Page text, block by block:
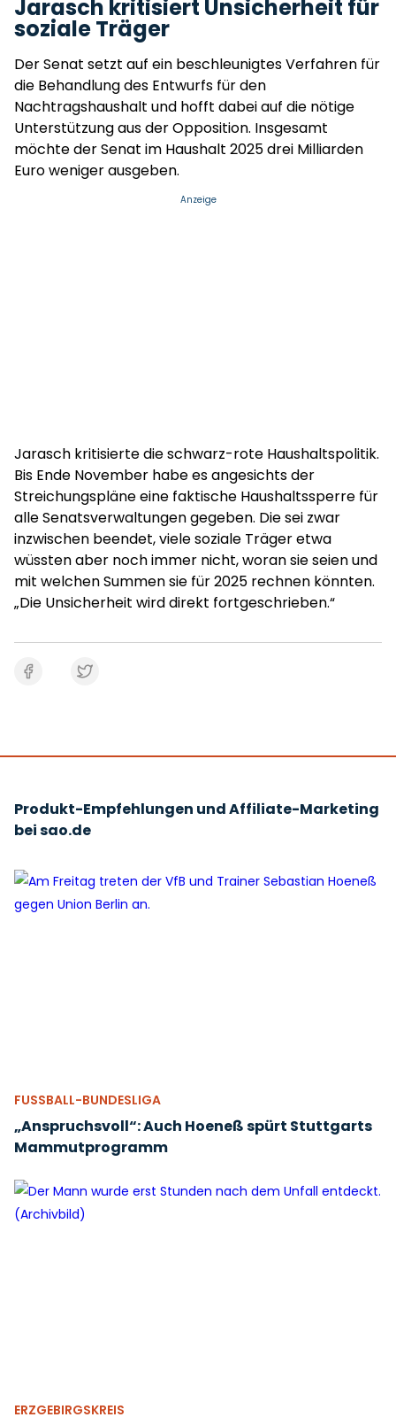
Jarasch kritisiert Unsicherheit für
soziale Träger
Der Senat setzt auf ein beschleunigtes Verfahren für
die Behandlung des Entwurfs für den
Nachtragshaushalt und hofft dabei auf die nötige
Unterstützung aus der Opposition. Insgesamt
möchte der Senat im Haushalt 2025 drei Milliarden
Euro weniger ausgeben.
Anzeige
Jarasch kritisierte die schwarz-rote Haushaltspolitik.
Bis Ende November habe es angesichts der
Streichungspläne eine faktische Haushaltssperre für
alle Senatsverwaltungen gegeben. Die sei zwar
inzwischen beendet, viele soziale Träger etwa
wüssten aber noch immer nicht, woran sie seien und
mit welchen Summen sie für 2025 rechnen könnten.
„Die Unsicherheit wird direkt fortgeschrieben.“
Produkt-Empfehlungen und Affiliate-Marketing
bei sao.de
FUSSBALL-BUNDESLIGA
„Anspruchsvoll“: Auch Hoeneß spürt Stuttgarts
Mammutprogramm
ERZGEBIRGSKREIS